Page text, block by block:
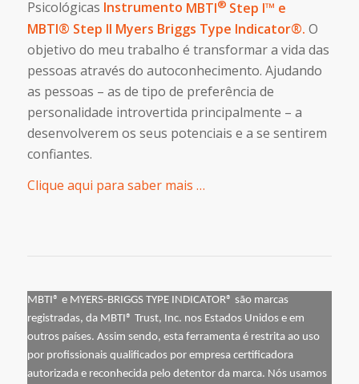
Psicológicas Instrumento MBTI® Step I™ e
MBTI® Step II Myers Briggs Type Indicator®. O
objetivo do meu trabalho é transformar a vida das
pessoas através do autoconhecimento. Ajudando
as pessoas – as de tipo de preferência de
personalidade introvertida principalmente – a
desenvolverem os seus potenciais e a se sentirem
confiantes.
Clique aqui para saber mais …
MBTI® e MYERS-BRIGGS TYPE INDICATOR® são marcas
registradas, da MBTI® Trust, Inc. nos Estados Unidos e em
outros países. Assim sendo, esta ferramenta é restrita ao uso
por profissionais qualificados por empresa certificadora
autorizada e reconhecida pelo detentor da marca. Nós usamos